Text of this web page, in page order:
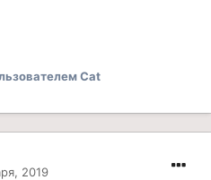
Cat
2019